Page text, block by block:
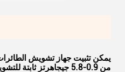
من 0.9-5.8 جيجاهرتز ثابتة للتشويش متعدد الاتجاهات